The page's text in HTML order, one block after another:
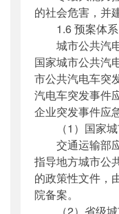
的社会危害，并
1.6 预案体系
城市公共汽电
国家城市公共汽
市公共汽电车突
汽电车突发事件
企业突发事件应
（1）国家城
交通运输部应
指导地方城市公
的政策性文件，
院备案。
（2）省级城